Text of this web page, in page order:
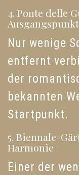
4. Ponte delle
Ausgangspunkt
Nur wenige
entfernt
der
bekannten
Startpunkt.
5. Biennale-
Harmonie
Einer der